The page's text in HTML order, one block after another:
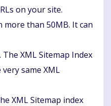
on your site.
more than 50MB. It can
XML Sitemap Index
same XML
XML Sitemap index